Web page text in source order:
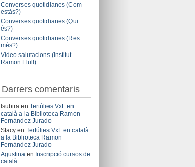
Converses quotidianes (Com
estàs?)
Converses quotidianes (Qui
és?)
Converses quotidianes (Res
més?)
Vídeo salutacions (Institut
Ramon Llull)
Darrers comentaris
lsubiraen Tertúlies VxL en
català a la Biblioteca Ramon
Fernàndez Jurado
Stacyen Tertúlies VxL en català
a la Biblioteca Ramon
Fernàndez Jurado
Agustinaen Inscripció cursos de
català